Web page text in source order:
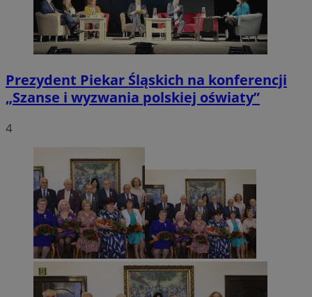
Prezydent Piekar Śląskich na konferencji
„Szanse i wyzwania polskiej oświaty”
4